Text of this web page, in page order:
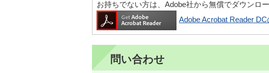
お持ちでない方は、Adobe社から無償でダウンロー
Adobe Acrobat Reader
問い合わせ